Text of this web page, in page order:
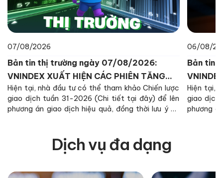
07/08/2026
Bản tin thị trường ngày 07/08/2026:
VNINDEX XUẤT HIỆN CÁC PHIÊN TĂNG
GIẢM ĐAN XEN
Hiện tại, nhà đầu tư có thể tham khảo Chiến lược
giao dịch tuần 31-2026 (Chi tiết tại đây) để lên
phương án giao dịch hiệu quả, đồng thời lưu ý về
200 ngày, đóng vai trò là kháng cự quan trọng
trong ngắn hạn.
06/08/
Bản tin
THẬN
Hiện tại,
giao dịch
phương
Dịch vụ đa dạng